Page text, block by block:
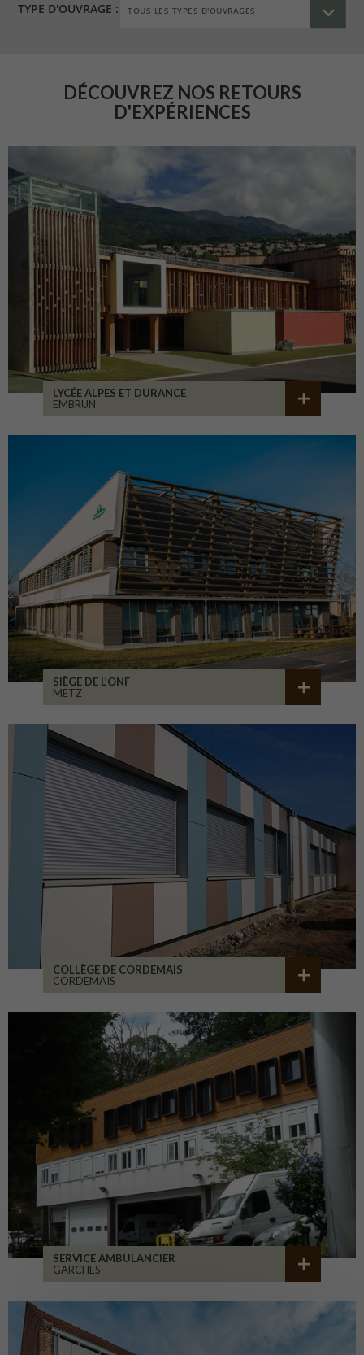
TYPE D'OUVRAGE :
DÉCOUVREZ NOS RETOURS
D'EXPÉRIENCES
LYCÉE ALPES ET DURANCE
EMBRUN
SIÈGE DE L’ONF
METZ
COLLÈGE DE CORDEMAIS
CORDEMAIS
SERVICE AMBULANCIER
GARCHES